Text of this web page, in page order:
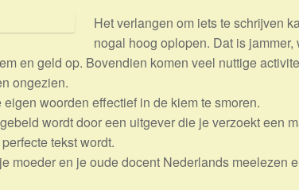
Het verlangen om iets te schrijven
nogal hoog oplopen. Dat is
en geld op. Bovendien komen veel nuttige
ongezien.
woorden effectief in de kiem te smoren.
wordt door een uitgever die je verzoekt een
tekst wordt.
moeder en je oude docent Nederlands meelezen